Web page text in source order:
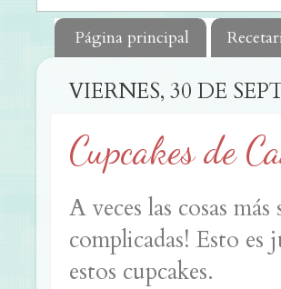
Página principal
VIERNES, 30 DE
Cupcakes de
A veces las cosas
complicadas! Esto
estos cupcakes.